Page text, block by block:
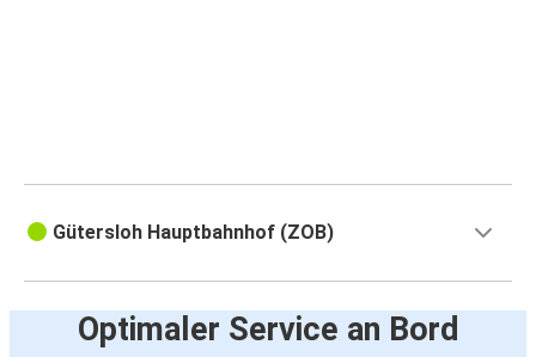
Gütersloh Hauptbahnhof (ZOB)
Optimaler Service an Bord